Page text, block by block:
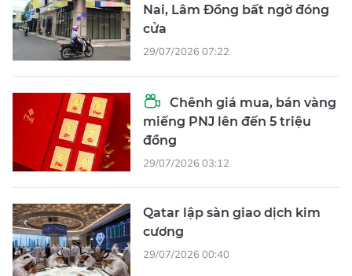
Nai, Lâm Đồng bất ngờ đóng
cửa
29/07/2026 07:22
Chênh giá mua, bán vàng
miếng PNJ lên đến 5 triệu
đồng
29/07/2026 03:12
Qatar lập sàn giao dịch kim
cương
29/07/2026 00:40